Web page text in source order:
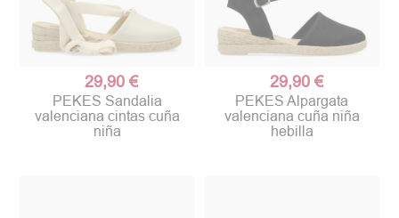
29,90 €
PEKES Sandalia
valenciana cintas cuña
niña
29,90 €
PEKES Alpargata
valenciana cuña niña
hebilla